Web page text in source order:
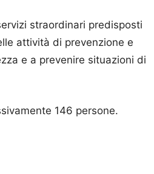
straordinari predisposti
attività di prevenzione e
e a prevenire situazioni di
146 persone.